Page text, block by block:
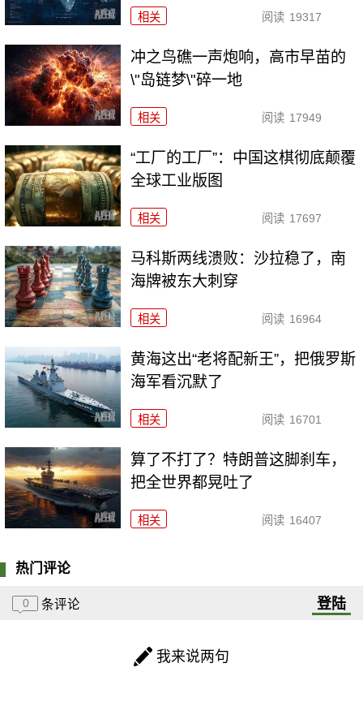
相关 阅读 19317
冲之鸟礁一声炮响，高市早苗的
\"岛链梦\"碎一地
相关 阅读 17949
“工厂的工厂”：中国这棋彻底颠覆
全球工业版图
相关 阅读 17697
马科斯两线溃败：沙拉稳了，南
海牌被东大刺穿
相关 阅读 16964
黄海这出“老将配新王”，把俄罗斯
海军看沉默了
相关 阅读 16701
算了不打了？特朗普这脚刹车，
把全世界都晃吐了
相关 阅读 16407
热门评论
0 条评论 登陆
我来说两句